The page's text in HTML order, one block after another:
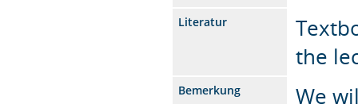
Literatur
the
Bemerkung We